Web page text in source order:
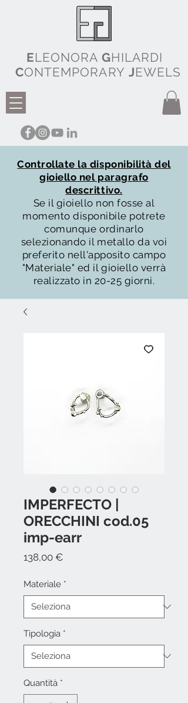
ELEONORA GHILARDI
CONTEMPORARY JEWELS
Controllate la disponibilità del
gioiello nel paragrafo
descrittivo.
Se il gioiello non fosse al
momento disponibile potrete
comunque ordinarlo
selezionando il metallo da voi
preferito nell'apposito campo
"Materiale" ed il gioiello verrà
realizzato in 20-25 giorni.
IMPERFECTO |
ORECCHINI cod.05
imp-earr
138,00 €
Materiale *
Tipologia *
Quantità *